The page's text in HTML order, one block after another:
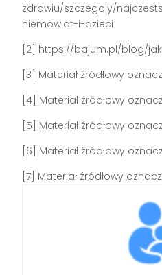
zdrowiu/szczegoly/
niemowlat-i-dzieci
[2] https://bajum.pl/blog/
[3] Materiał źródłowy
[4] Materiał źródłowy
[5] Materiał źródłowy
[6] Materiał źródłowy
[7] Materiał źródłowy